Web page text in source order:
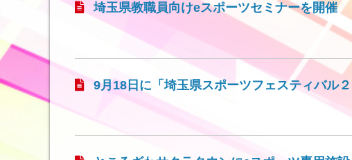
埼玉県教職員向けeスポーツセミナーを開催
9月18日に「埼玉県スポーツフェスティバル